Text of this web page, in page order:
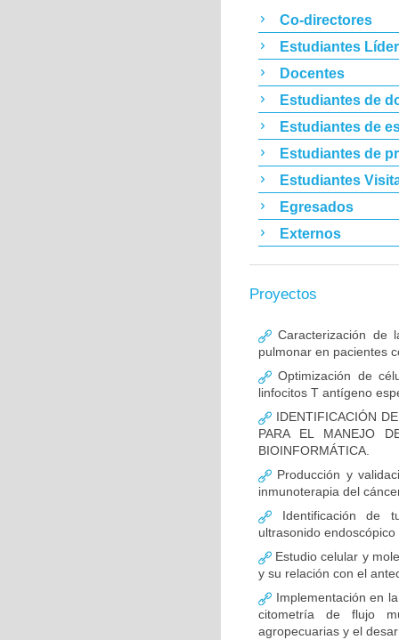
Co-directores
Estudiantes
Docentes
Estudiantes de
Estudiantes de
Estudiantes de
Estudiantes
Egresados
Externos
Proyectos
Caracterización de
pulmonar en pacientes
Optimización de
linfocitos T antígeno
IDENTIFICACIÓN
PARA EL MANEJO
BIOINFORMÁTICA.
Producción y
inmunoterapia del
Identificación de
ultrasonido endoscópico
Estudio celular y
y su relación con el
Implementación en
citometría de flujo
agropecuarias y el